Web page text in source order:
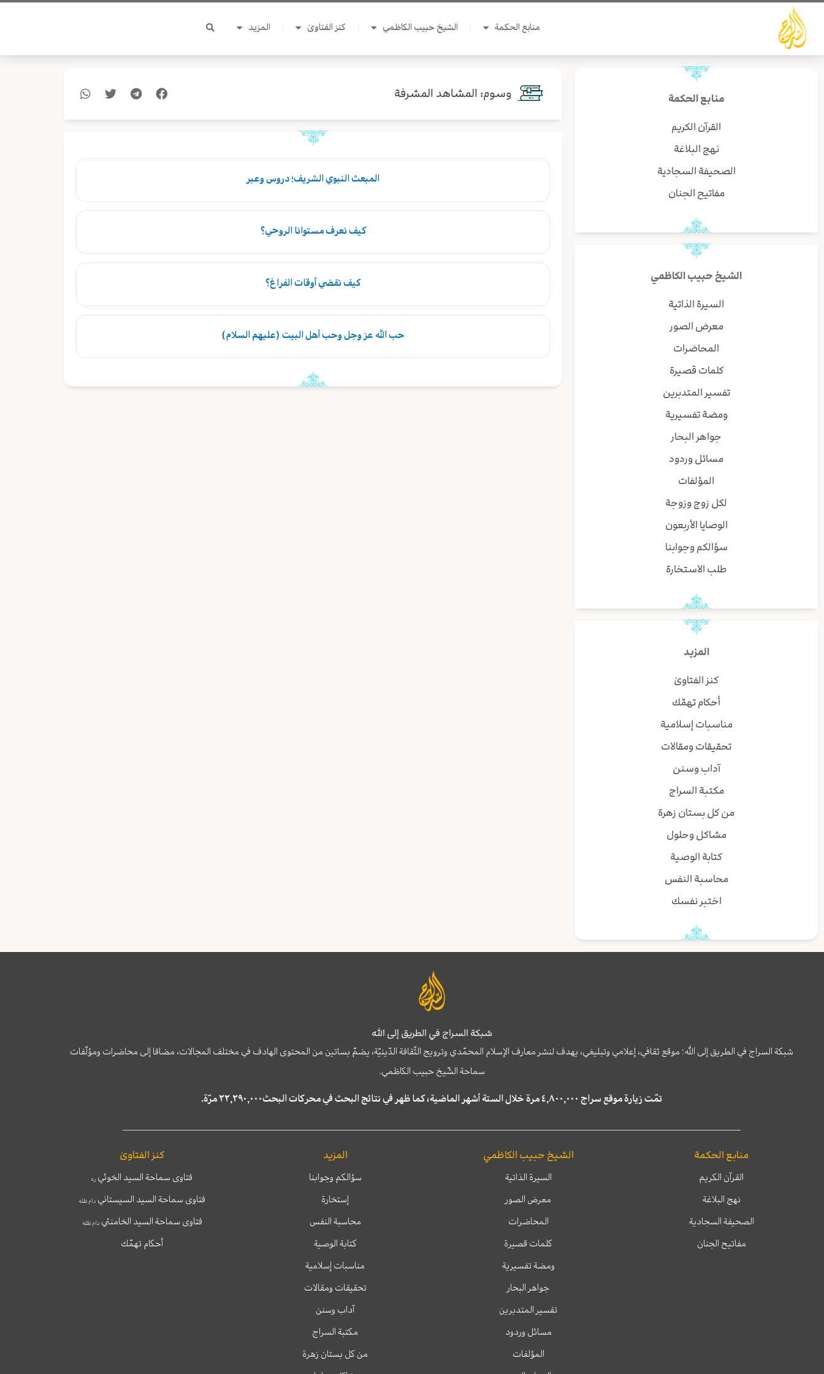
تخطي
المحتوى
منابع الحكمة الشيخ حبيب الكاظمي كنز الفتاوىٰ المزيد
منابع الحكمة
القرآن الكريم
نهج البلاغة
الصحيفة السجادية
مفاتيح الجنان
الشيخ حبيب الكاظمي
السيرة الذاتية
معرض الصور
المحاضرات
كلمات قصيرة
تفسير المتدبرين
ومضة تفسيرية
جواهر البحار
مسائل وردود
المؤلفات
لكل زوج وزوجة
الوصايا الأربعون
سؤالكم وجوابنا
طلب الاستخارة
المزيد
كنز الفتاوىٰ
أحكام تهمّك
مناسبات إسلامية
تحقيقات ومقالات
آداب وسنن
مكتبة السراج
من كل بستان زهرة
مشاكل وحلول
كتابة الوصية
محاسبة النفس
اختبر نفسك
وسوم: المشاهد المشرفة
المبعث النبوي الشريف؛ دروس وعبر
كيف نعرف مستوانا الروحي؟
كيف نقضي أوقات الفراغ؟
حب الله عز وجل وحب أهل البيت (عليهم السلام)
شبكة السراج في الطريق إلى الله
شبكة السراج في الطريق إلى الله؛ موقع ثقافي، إعلامي وتبليغي، يهدف لنشر معارف الإسلام المحمّدي وترويج الثّقافة الدّينيّة، يضمّ بساتين من المحتوى الهادف في مختلف المجالات، مضافا إلى محاضرات ومؤلّفات
سماحة الشّيخ حبيب الكاظمي.
تمّت زيارة موقع سراج ٤,٨٠٠,٠٠٠ مرة خلال الستة أشهر الماضية، كما ظهر في نتائج البحث في محركات البحث٢٢,٢٩٠,٠٠٠ مرّة.
منابع الحكمة
القرآن الكريم
نهج البلاغة
الصحيفة السجادية
مفاتيح الجنان
الشيخ حبيب الكاظمي
السيرة الذاتية
معرض الصور
المحاضرات
كلمات قصيرة
ومضة تفسيرية
جواهر البحار
تفسير المتدبرين
مسائل وردود
المؤلفات
المزيد
سؤالكم وجوابنا
إستخارة
محاسبة النفس
كتابة الوصية
مناسبات إسلامية
تحقيقات ومقالات
آداب وسنن
مكتبة السراج
من كل بستان زهرة
كنز الفتاوىٰ
فتاوى سماحة السيد الخوئي ره
فتاوى سماحة السيد السيستاني دام ظله
فتاوى سماحة السيد الخامنئيدام ظله
أحكام تهمّك